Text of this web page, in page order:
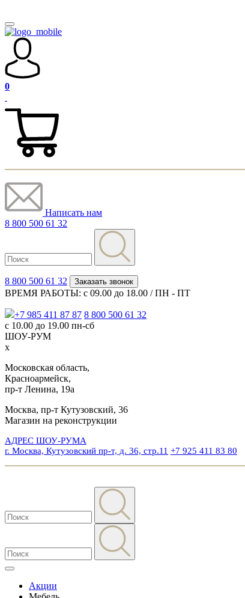
0
Написать нам
8 800 500 61 32
8 800 500 61 32 Заказать звонок
ВРЕМЯ РАБОТЫ: с 09.00 до 18.00 / ПН - ПТ
+7 985 411 87 87 8 800 500 61 32
с 10.00 до 19.00 пн-сб
ШОУ-РУМ
x
Московская область,
Красноармейск,
пр-т Ленина, 19а
Москва, пр-т Кутузовский, 36
Магазин на реконструкции
АДРЕС ШОУ-РУМА
г. Москва, Кутузовский пр-т, д. 36, стр.11 +7 925 411 83 80
Акции